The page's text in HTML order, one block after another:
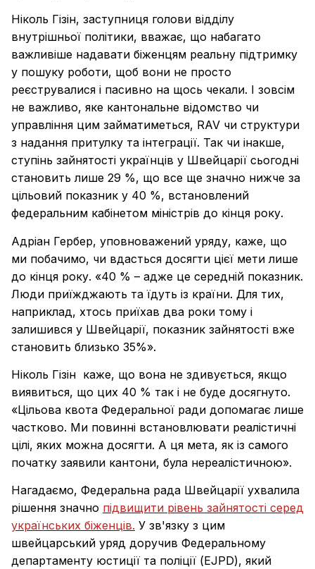
Ніколь Гізін, заступниця голови відділу
внутрішньої політики, вважає, що набагато
важливіше надавати біженцям реальну підтримку
у пошуку роботи, щоб вони не просто
реєструвалися і пасивно на щось чекали. І зовсім
не важливо, яке кантональне відомство чи
управління цим займатиметься, RAV чи структури
з надання притулку та інтеграції. Так чи інакше,
ступінь зайнятості українців у Швейцарії сьогодні
становить лише 29 %, що все ще значно нижче за
цільовий показник у 40 %, встановлений
федеральним кабінетом міністрів до кінця року.
Адріан Гербер, уповноважений уряду, каже, що
ми побачимо, чи вдасться досягти цієї мети лише
до кінця року. «40 % – адже це середній показник.
Люди приїжджають та їдуть із країни. Для тих,
наприклад, хтось приїхав два роки тому і
залишився у Швейцарії, показник зайнятості вже
становить близько 35%».
Ніколь Гізін каже, що вона не здивується, якщо
виявиться, що цих 40 % так і не буде досягнуто.
«Цільова квота Федеральної ради допомагає лише
частково. Ми повинні встановлювати реалістичні
цілі, яких можна досягти. А ця мета, як із самого
початку заявили кантони, була нереалістичною».
Нагадаємо, Федеральна рада Швейцарії ухвалила
рішення значно підвищити рівень зайнятості серед
українських біженців. У зв'язку з цим
швейцарський уряд доручив Федеральному
департаменту юстиції та поліції (EJPD), який